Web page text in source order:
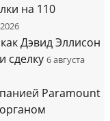
на 110
Дэвид Эллисон
сделку 6 августа
Paramount